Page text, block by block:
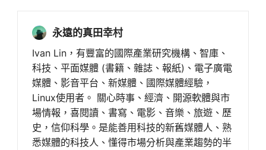
永遠的真田幸村
Ivan Lin，有豐富的國際產業研究機構、智庫、
科技、平面媒體 (書籍、雜誌、報紙)、電子廣電
媒體、影音平台、新媒體、國際媒體經驗，
Linux使用者。 關心時事、經濟、開源軟體與市
場情報，喜閱讀、書寫、電影、音樂、旅遊、歷
史，信仰科學。是能善用科技的新舊媒體人、熟
悉媒體的科技人、懂得市場分析與產業趨勢的半